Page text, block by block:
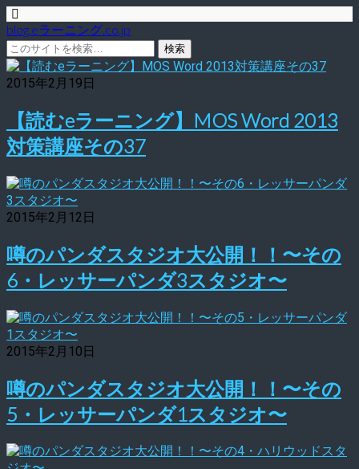
blog.eラーニング.co.jp
2015年2月19日
【読むeラーニング】MOS Word 2013
対策講座その37
2015年2月12日
噂のパンダスタジオ大公開！！〜その
6・レッサーパンダ3スタジオ〜
2015年2月10日
噂のパンダスタジオ大公開！！〜その
5・レッサーパンダ1スタジオ〜